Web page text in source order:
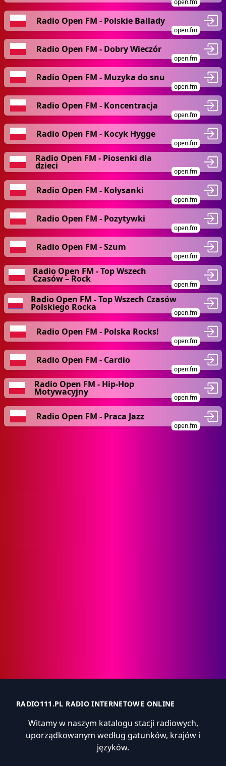
open.fm
Radio Open FM - Polskie Ballady
open.fm
Radio Open FM - Dobry Wieczór
open.fm
Radio Open FM - Muzyka do snu
open.fm
Radio Open FM - Koncentracja
open.fm
Radio Open FM - Kocyk Hygge
open.fm
Radio Open FM - Piosenki dla
dzieci
open.fm
Radio Open FM - Kołysanki
open.fm
Radio Open FM - Pozytywki
open.fm
Radio Open FM - Szum
open.fm
Radio Open FM - Top Wszech
Czasów – Rock
open.fm
Radio Open FM - Top Wszech Czasów
Polskiego Rocka
open.fm
Radio Open FM - Polska Rocks!
open.fm
Radio Open FM - Cardio
open.fm
Radio Open FM - Hip-Hop
Motywacyjny
open.fm
Radio Open FM - Praca Jazz
open.fm
RADIO111.PL RADIO INTERNETOWE ONLINE
Witamy w naszym katalogu stacji radiowych,
uporządkowanym według gatunków, krajów i
języków.